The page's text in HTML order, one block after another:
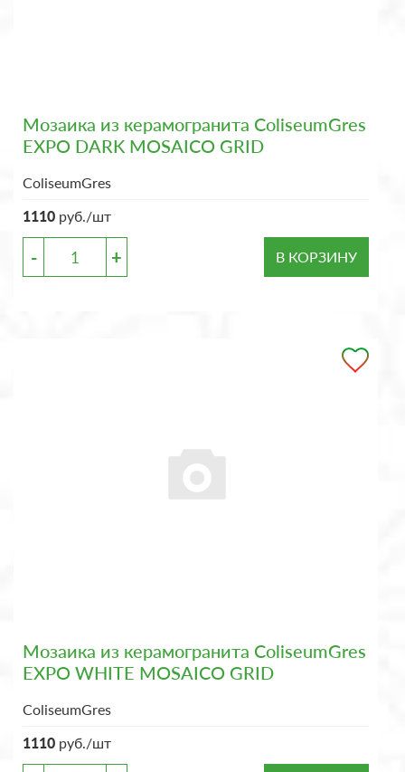
Мозаика из керамогранита ColiseumGres
EXPO DARK MOSAICO GRID
ColiseumGres
1110 руб./шт
- + В КОРЗИНУ
Мозаика из керамогранита ColiseumGres
EXPO WHITE MOSAICO GRID
ColiseumGres
1110 руб./шт